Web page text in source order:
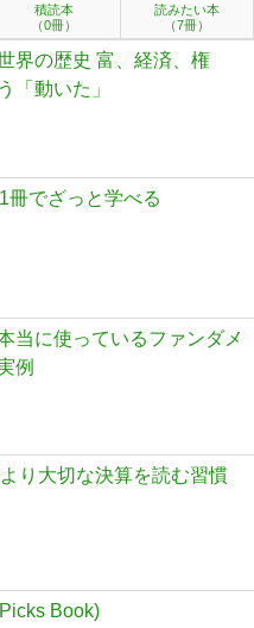
積読本
（0冊）
読みたい本
（7冊）
界の歴史 富、経済、権
「動いた」
冊でざっと学べる
当に使っているファンダメ
例
り大切な決算を読む習慣
Book)